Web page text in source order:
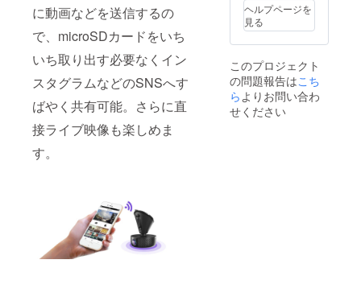
に動画などを送信するの
で、microSDカードをいち
いち取り出す必要なくイン
スタグラムなどのSNSへす
ばやく共有可能。さらに直
接ライブ映像も楽しめま
す。
ヘルプページを
見る
このプロジェクト
の問題報告はこち
ら よりお問い合わ
せください